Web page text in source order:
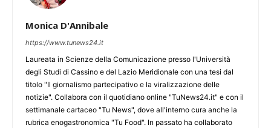
Monica D'Annibale
https://www.tunews24.it
Laureata in Scienze della Comunicazione presso l'Università
degli Studi di Cassino e del Lazio Meridionale con una tesi dal
titolo "Il giornalismo partecipativo e la viralizzazione delle
notizie". Collabora con il quotidiano online "TuNews24.it" e con il
settimanale cartaceo "Tu News", dove all'interno cura anche la
rubrica enogastronomica "Tu Food". In passato ha collaborato